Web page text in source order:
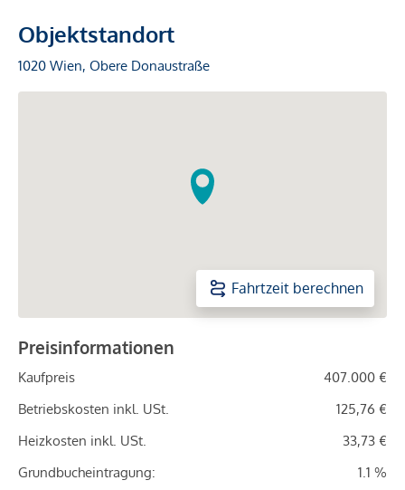
Objektstandort
1020 Wien, Obere Donaustraße
Fahrtzeit berechnen
Preisinformationen
Kaufpreis
407.000 €
Betriebskosten inkl. USt.
125,76 €
Heizkosten inkl. USt.
33,73 €
Grundbucheintragung:
1.1 %